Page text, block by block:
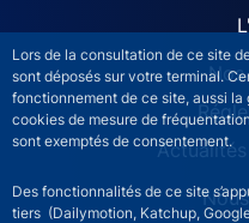
Lors de la consultation de ce site
sont déposés sur votre terminal.
fonctionnement de ce site, aussi la
cookies de mesure de
sont exemptés de consentement.
Des fonctionnalités de ce site
tiers (Dailymotion, Katchup,
Nos